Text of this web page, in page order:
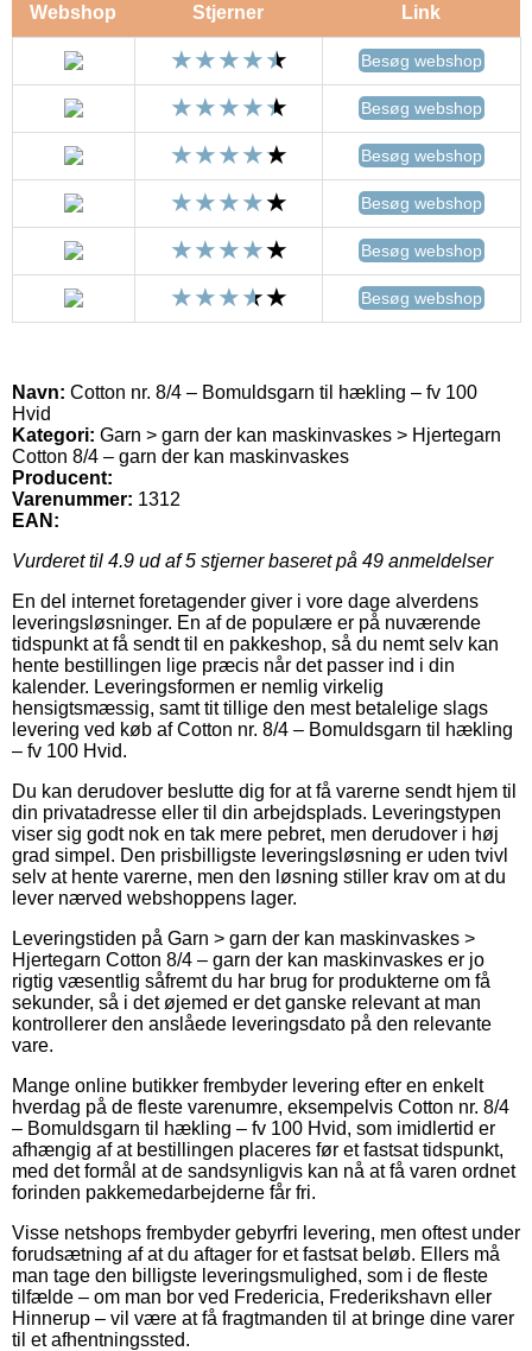
Webshop Stjerner Link
Besøg webshop
Besøg webshop
Besøg webshop
Besøg webshop
Besøg webshop
Besøg webshop
Navn: Cotton nr. 8/4 – Bomuldsgarn til hækling – fv 100
Hvid
Kategori: Garn > garn der kan maskinvaskes > Hjertegarn
Cotton 8/4 – garn der kan maskinvaskes
Producent:
Varenummer: 1312
EAN:
Vurderet til 4.9 ud af 5 stjerner baseret på 49 anmeldelser
En del internet foretagender giver i vore dage alverdens
leveringsløsninger. En af de populære er på nuværende
tidspunkt at få sendt til en pakkeshop, så du nemt selv kan
hente bestillingen lige præcis når det passer ind i din
kalender. Leveringsformen er nemlig virkelig
hensigtsmæssig, samt tit tillige den mest betalelige slags
levering ved køb af Cotton nr. 8/4 – Bomuldsgarn til hækling
– fv 100 Hvid.
Du kan derudover beslutte dig for at få varerne sendt hjem til
din privatadresse eller til din arbejdsplads. Leveringstypen
viser sig godt nok en tak mere pebret, men derudover i høj
grad simpel. Den prisbilligste leveringsløsning er uden tvivl
selv at hente varerne, men den løsning stiller krav om at du
lever nærved webshoppens lager.
Leveringstiden på Garn > garn der kan maskinvaskes >
Hjertegarn Cotton 8/4 – garn der kan maskinvaskes er jo
rigtig væsentlig såfremt du har brug for produkterne om få
sekunder, så i det øjemed er det ganske relevant at man
kontrollerer den anslåede leveringsdato på den relevante
vare.
Mange online butikker frembyder levering efter en enkelt
hverdag på de fleste varenumre, eksempelvis Cotton nr. 8/4
– Bomuldsgarn til hækling – fv 100 Hvid, som imidlertid er
afhængig af at bestillingen placeres før et fastsat tidspunkt,
med det formål at de sandsynligvis kan nå at få varen ordnet
forinden pakkemedarbejderne får fri.
Visse netshops frembyder gebyrfri levering, men oftest under
forudsætning af at du aftager for et fastsat beløb. Ellers må
man tage den billigste leveringsmulighed, som i de fleste
tilfælde – om man bor ved Fredericia, Frederikshavn eller
Hinnerup – vil være at få fragtmanden til at bringe dine varer
til et afhentningssted.